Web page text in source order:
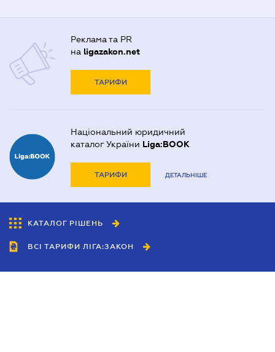
Реклама та PR
на ligazakon.net
ТАРИФИ
Національний юридичний
каталог України Liga:BOOK
ТАРИФИ ДЕТАЛЬНІШЕ
КАТАЛОГ РІШЕНЬ
ВСІ ТАРИФИ ЛІГА:ЗАКОН